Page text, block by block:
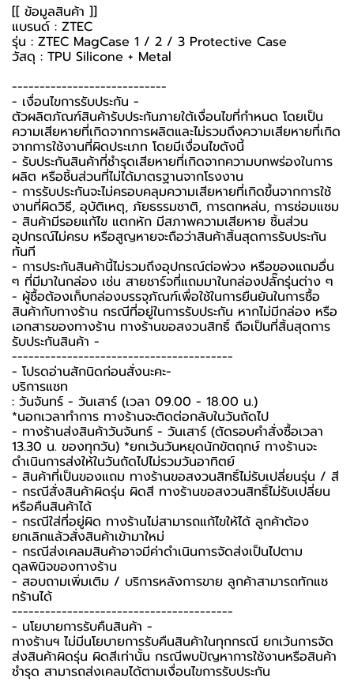
[[ ข้อมูลสินค้า ]]
แบรนด์ : ZTEC
รุ่น : ZTEC MagCase 1 / 2 / 3 Protective Case
วัสดุ : TPU Silicone + Metal
----------------------------
-️ เงื่อนไขการรับประกัน -️
ตัวผลิตภัณฑ์สินค้ารับประกันภายใต้เงื่อนไขที่กำหนด โดยเป็น
ความเสียหายที่เกิดจากการผลิตและไม่รวมถึงความเสียหายที่เกิด
จากการใช้งานที่ผิดประเภท โดยมีเงื่อนไขดังนี้
- รับประกันสินค้าที่ชำรุดเสียหายที่เกิดจากความบกพร่องในการ
ผลิต หรือชิ้นส่วนที่ไม่ได้มาตรฐานจากโรงงาน
- การรับประกันจะไม่ครอบคลุมความเสียหายที่เกิดขึ้นจากการใช้
งานที่ผิดวิธี, อุบัติเหตุ, ภัยธรรมชาติ, การตกหล่น, การซ่อมแซม
- สินค้ามีรอยแก้ไข แตกหัก มีสภาพความเสียหาย ชิ้นส่วน
อุปกรณ์ไม่ครบ หรือสูญหายจะถือว่าสินค้าสิ้นสุดการรับประกัน
ทันที
- การประกันสินค้านี้ไม่รวมถึงอุปกรณ์ต่อพ่วง หรือของแถมอื่น
ๆ ที่มีมาในกล่อง เช่น สายชาร์จที่แถมมาในกล่องปลั๊กรุ่นต่าง ๆ
-️ ผู้ซื้อต้องเก็บกล่องบรรจุภัณฑ์เพื่อใช้ในการยืนยันในการซื้อ
สินค้ากับทางร้าน กรณีที่อยู่ในการรับประกัน หากไม่มีกล่อง หรือ
เอกสารของทางร้าน ทางร้านขอสงวนสิทธิ์ ถือเป็นที่สิ้นสุดการ
รับประกันสินค้า -️
----------------------------------------
-️ โปรดอ่านสักนิดก่อนสั่งนะคะ-️
บริการแชท
: วันจันทร์ - วันเสาร์ (เวลา 09.00 - 18.00 น.)
*นอกเวลาทำการ ทางร้านจะติดต่อกลับในวันถัดไป
- ทางร้านส่งสินค้าวันจันทร์ - วันเสาร์ (ตัดรอบคำสั่งซื้อเวลา
13.30 น. ของทุกวัน) *ยกเว้นวันหยุดนักขัตฤกษ์ ทางร้านจะ
ดำเนินการส่งให้ในวันถัดไปไม่รวมวันอาทิตย์
- สินค้าที่เป็นของแถม ทางร้านขอสงวนสิทธิ์ไม่รับเปลี่ยนรุ่น / สี
- กรณีสั่งสินค้าผิดรุ่น ผิดสี ทางร้านขอสงวนสิทธิ์ไม่รับเปลี่ยน
หรือคืนสินค้าได้
- กรณีใส่ที่อยู่ผิด ทางร้านไม่สามารถแก้ไขให้ได้ ลูกค้าต้อง
ยกเลิกแล้วสั่งสินค้าเข้ามาใหม่
- กรณีส่งเคลมสินค้าอาจมีค่าดำเนินการจัดส่งเป็นไปตาม
ดุลพินิจของทางร้าน
- สอบถามเพิ่มเติม / บริการหลังการขาย ลูกค้าสามารถทักแช
ทร้านได้
----------------------------------------
-️ นโยบายการรับคืนสินค้า -️
ทางร้านฯ ไม่มีนโยบายการรับคืนสินค้าในทุกกรณี ยกเว้นการจัด
ส่งสินค้าผิดรุ่น ผิดสีเท่านั้น กรณีพบปัญหาการใช้งานหรือสินค้า
ชำรุด สามารถส่งเคลมได้ตามเงื่อนไขการรับประกัน